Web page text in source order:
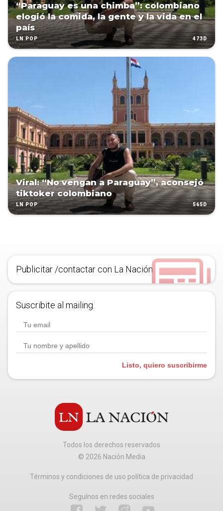
“Paraguay es una chimba”: colombiano
elogió la comida, la gente y la vida en el
país
LN POP 473D
Viral: “No vengan a Paraguay”, aconsejó
tiktoker colombiano
LN POP 565D
Publicitar /contactar con La Nación
Suscribite al mailing.
Listo, quiero suscribirme
Todos los derechos reservados
© 2026 Nación Media
Términos y condiciones de uso política de privacidad
Seguínos en redes sociales